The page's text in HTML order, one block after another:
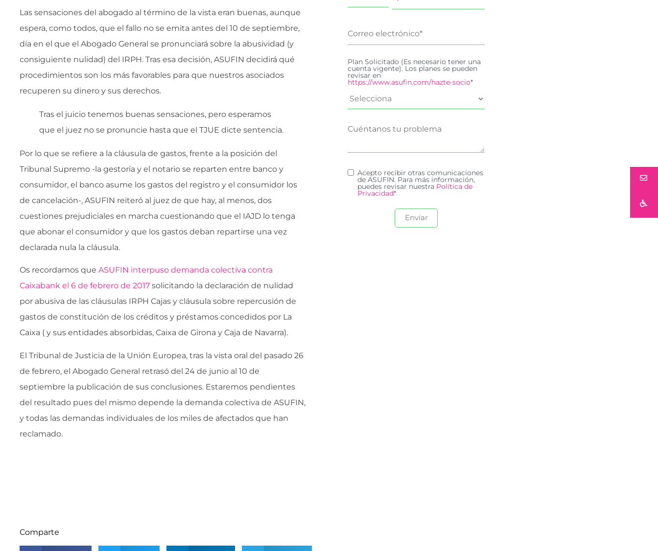
Las sensaciones del abogado al término de la vista eran buenas, aunque
espera, como todos, que el fallo no se emita antes del 10 de septiembre,
día en el que el Abogado General se pronunciará sobre la abusividad (y
consiguiente nulidad) del IRPH. Tras esa decisión, ASUFIN decidirá qué
procedimientos son los más favorables para que nuestros asociados
recuperen su dinero y sus derechos.
Tras el juicio tenemos buenas sensaciones, pero esperamos
que el juez no se pronuncie hasta que el TJUE dicte sentencia.
Por lo que se refiere a la cláusula de gastos, frente a la posición del
Tribunal Supremo -la gestoría y el notario se reparten entre banco y
consumidor, el banco asume los gastos del registro y el consumidor los
de cancelación-, ASUFIN reiteró al juez de que hay, al menos, dos
cuestiones prejudiciales en marcha cuestionando que el IAJD lo tenga
que abonar el consumidor y que los gastos deban repartirse una vez
declarada nula la cláusula.
Os recordamos que ASUFIN interpuso demanda colectiva contra
Caixabank el 6 de febrero de 2017 solicitando la declaración de nulidad
por abusiva de las cláusulas IRPH Cajas y cláusula sobre repercusión de
gastos de constitución de los créditos y préstamos concedidos por La
Caixa ( y sus entidades absorbidas, Caixa de Girona y Caja de Navarra).
El Tribunal de Justicia de la Unión Europea, tras la vista oral del pasado 26
de febrero, el Abogado General retrasó del 24 de junio al 10 de
septiembre la publicación de sus conclusiones. Estaremos pendientes
del resultado pues del mismo depende la demanda colectiva de ASUFIN,
y todas las demandas individuales de los miles de afectados que han
reclamado.
Comparte
Plan Solicitado (Es necesario tener una
cuenta vigente). Los planes se pueden
revisar en
https://www.asufin.com/hazte-socio*
Acepto recibir otras comunicaciones
de ASUFIN. Para más información,
puedes revisar nuestra Política de
Privacidad*